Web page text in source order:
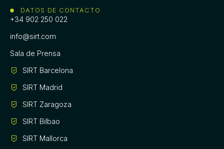
DATOS DE CONTACTO
+34 902 250 022
info@sirt.com
Sala de Prensa
SIRT Barcelona
SIRT Madrid
SIRT Zaragoza
SIRT Bilbao
SIRT Mallorca